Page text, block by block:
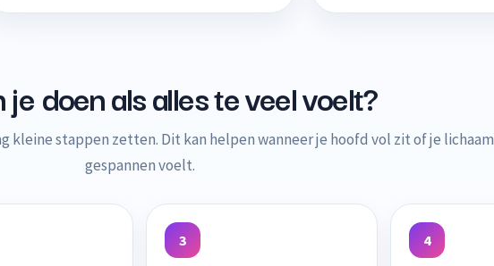
doen als alles te veel voelt?
kleine stappen zetten. Dit kan helpen wanneer je hoofd vol zit of je lichaam
gespannen voelt.
3 4